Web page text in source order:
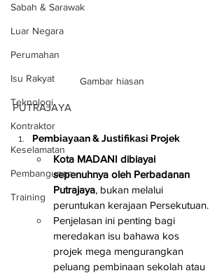
Sabah & Sarawak
Luar Negara
Perumahan
Isu Rakyat
Teknologi
Kontraktor
Keselamatan
Pembangunan
Training
Gambar hiasan
PUTRAJAYA
Pembiayaan & Justifikasi Projek
Kota MADANI dibiayai
sepenuhnya oleh Perbadanan
Putrajaya, bukan melalui
peruntukan kerajaan Persekutuan.
Penjelasan ini penting bagi
meredakan isu bahawa kos
projek mega mengurangkan
peluang pembinaan sekolah atau